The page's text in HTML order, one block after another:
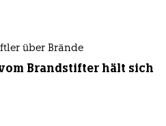
über Brände
Brandstifter hält sich